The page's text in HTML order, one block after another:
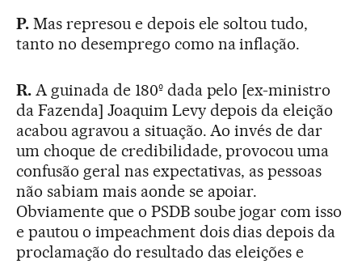
P.Mas represou e depois ele soltou tudo,
tanto no desemprego como na inflação.
R.A guinada de 180º dada pelo [ex-ministro
da Fazenda] Joaquim Levy depois da eleição
acabou agravou a situação. Ao invés de dar
um choque de credibilidade, provocou uma
confusão geral nas expectativas, as pessoas
não sabiam mais aonde se apoiar.
Obviamente que o PSDB soube jogar com isso
e pautou o impeachment dois dias depois da
proclamação do resultado das eleições e